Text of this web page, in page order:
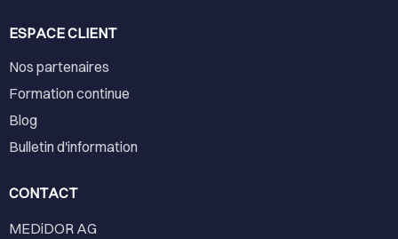
ESPACE CLIENT
Nos partenaires
Formation continue
Blog
Bulletin d'information
CONTACT
MEDiDOR AG